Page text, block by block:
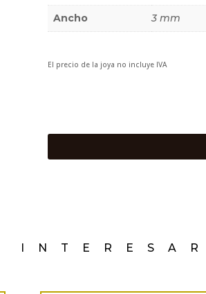
Ancho 3 mm
El precio de la joya no incluye IVA
INTERESAR